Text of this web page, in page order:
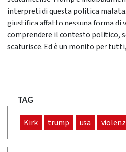
interpreti di questa politica
giustifica affatto nessuna forma di
comprendere il contesto politico,
scaturisce. Ed è un monito per
TAG
Kirk trump usa